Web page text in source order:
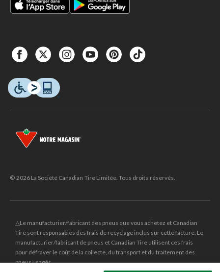
© 2026 La Société Canadian Tire Limitée. Tous droits réservés.
△Le manufacturier/fabricant des pneus que vous achetez et Canadian
Tire sont responsables des frais de recyclage inclus sur cette facture. Le
manufacturier/fabricant de pneus et Canadian Tire utilisent ces frais
pour défrayer le coût de la collecte, du transport et du traitement des
pneus usagés.